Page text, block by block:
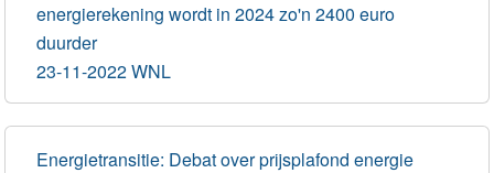
energierekening wordt in 2024 zo'n 2400 euro
duurder
23-11-2022 WNL
Energietransitie: Debat over prijsplafond energie